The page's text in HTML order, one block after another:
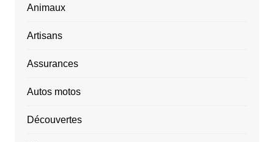
Animaux
Artisans
Assurances
Autos motos
Découvertes